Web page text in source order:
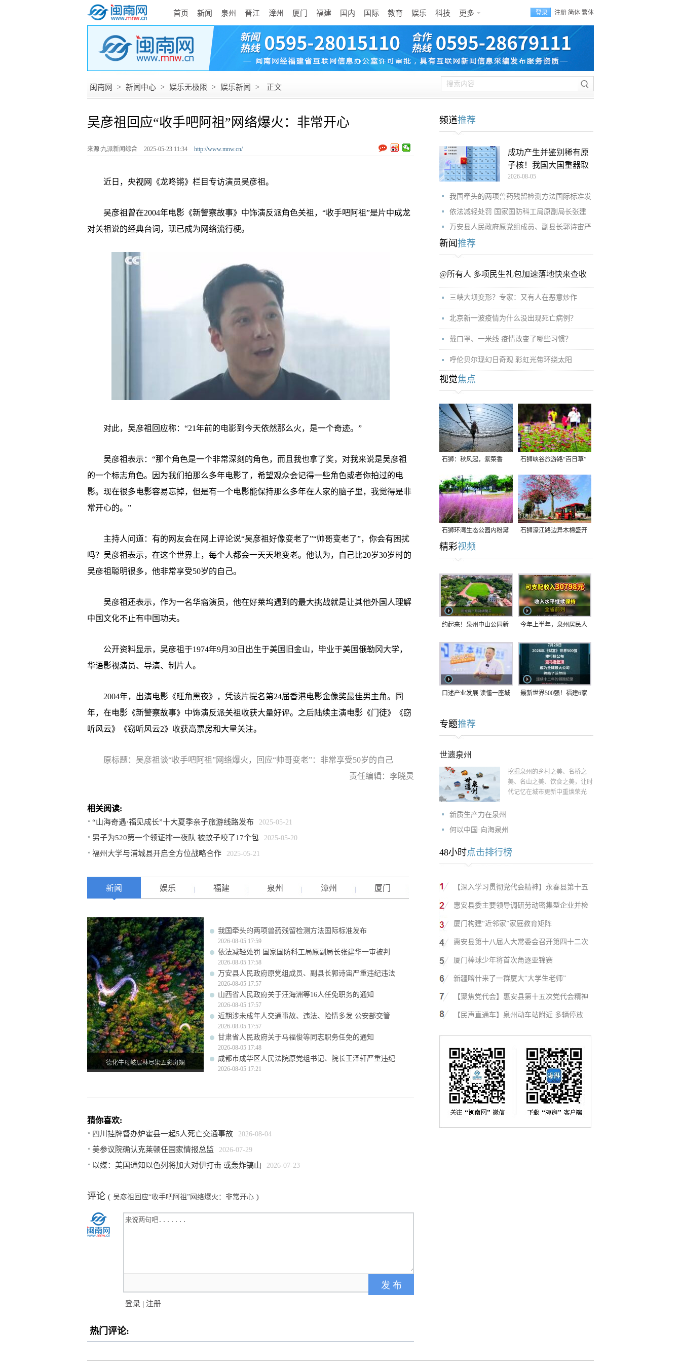
首页 新闻 泉州 晋江 漳州 厦门 福建 国内 国际 教育 娱乐 科技 更多 登录 注册 简体 繁体
闽南网 > 新闻中心 > 娱乐无极限 > 娱乐新闻 > 正文
吴彦祖回应“收手吧阿祖”网络爆火：非常开心
来源:九派新闻综合 2025-05-23 11:34 http://www.mnw.cn/
近日，央视网《龙咚锵》栏目专访演员吴彦祖。
吴彦祖曾在2004年电影《新警察故事》中饰演反派角色关祖，“收手吧阿祖”是片中成龙
对关祖说的经典台词，现已成为网络流行梗。
对此，吴彦祖回应称：“21年前的电影到今天依然那么火，是一个奇迹。”
吴彦祖表示：“那个角色是一个非常深刻的角色，而且我也拿了奖，对我来说是吴彦祖
的一个标志角色。因为我们拍那么多年电影了，希望观众会记得一些角色或者你拍过的电
影。现在很多电影容易忘掉，但是有一个电影能保持那么多年在人家的脑子里，我觉得是非
常开心的。”
主持人问道：有的网友会在网上评论说“吴彦祖好像变老了”“帅哥变老了”，你会有困扰
吗？吴彦祖表示，在这个世界上，每个人都会一天天地变老。他认为，自己比20岁30岁时的
吴彦祖聪明很多，他非常享受50岁的自己。
吴彦祖还表示，作为一名华裔演员，他在好莱坞遇到的最大挑战就是让其他外国人理解
中国文化不止有中国功夫。
公开资料显示，吴彦祖于1974年9月30日出生于美国旧金山，毕业于美国俄勒冈大学，
华语影视演员、导演、制片人。
2004年，出演电影《旺角黑夜》，凭该片提名第24届香港电影金像奖最佳男主角。同
年，在电影《新警察故事》中饰演反派关祖收获大量好评。之后陆续主演电影《门徒》《窃
听风云》《窃听风云2》收获高票房和大量关注。
原标题：吴彦祖谈“收手吧阿祖”网络爆火，回应“帅哥变老”：非常享受50岁的自己
责任编辑：李晓灵
相关阅读:
“山海奇遇·福见成长”十大夏季亲子旅游线路发布 2025-05-21
男子为520第一个领证排一夜队 被蚊子咬了17个包 2025-05-20
福州大学与浦城县开启全方位战略合作 2025-05-21
新闻 娱乐 福建 泉州 漳州 厦门
德化牛母岐层林尽染五彩斑斓
我国牵头的两项兽药残留检测方法国际标准发布
2026-08-05 17:59
依法减轻处罚 国家国防科工局原副局长张建华一审被判
2026-08-05 17:58
万安县人民政府原党组成员、副县长郭诗宙严重违纪违法
2026-08-05 17:57
山西省人民政府关于汪海洲等16人任免职务的通知
2026-08-05 17:57
近期涉未成年人交通事故、违法、险情多发 公安部交管
2026-08-05 17:57
甘肃省人民政府关于马福俊等同志职务任免的通知
2026-08-05 17:48
成都市成华区人民法院原党组书记、院长王泽轩严重违纪
2026-08-05 17:21
猜你喜欢:
四川挂牌督办炉霍县一起5人死亡交通事故 2026-08-04
美参议院确认克莱顿任国家情报总监 2026-07-29
以媒：美国通知以色列将加大对伊打击 或轰炸镐山 2026-07-23
评论 ( 吴彦祖回应“收手吧阿祖”网络爆火：非常开心 )
登录 | 注册
热门评论:
频道推荐
成功产生并鉴别稀有原
子核！我国大国重器取
2026-08-05
我国牵头的两项兽药残留检测方法国际标准发
依法减轻处罚 国家国防科工局原副局长张建
万安县人民政府原党组成员、副县长郭诗宙严
新闻 推荐
@所有人 多项民生礼包加速落地快来查收
三峡大坝变形？专家：又有人在恶意炒作
北京新一波疫情为什么没出现死亡病例？
戴口罩、一米线 疫情改变了哪些习惯？
呼伦贝尔现幻日奇观 彩虹光带环绕太阳
视觉焦点
石狮：秋风起，紫菜香 石狮峡谷旅游路“百日草”
争相斗艳
石狮环湾生态公园内粉黛
乱子草盛放
石狮濠江路边异木棉盛开
精彩视频
约起来！泉州中山公园新 今年上半年，泉州居民人
口述产业发展 读懂一座城
家，率先研发草本卫生巾
最新世界500强！福建6家
专题推荐
世遗泉州
挖掘泉州的乡村之美、名桥之
美、名山之美、饮食之美，让时
代记忆在城市更新中重焕荣光
新质生产力在泉州
何以中国·向海泉州
48小时点击排行榜
【深入学习贯彻党代会精神】永春县第十五
惠安县委主要领导调研劳动密集型企业并检
厦门构建“近邻家”家庭教育矩阵
惠安县第十八届人大常委会召开第四十二次
厦门棒球少年将首次角逐亚锦赛
新疆喀什来了一群厦大“大学生老师”
【聚焦党代会】惠安县第十五次党代会精神
【民声直通车】泉州动车站附近 多辆停放